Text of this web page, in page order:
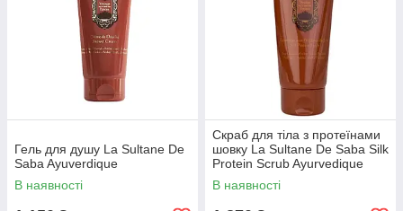
Гель для душу La Sultane De
Saba Ayuverdique
В наявності
Скраб для тіла з протеїнами
шовку La Sultane De Saba Silk
Protein Scrub Ayurvedique
В наявності